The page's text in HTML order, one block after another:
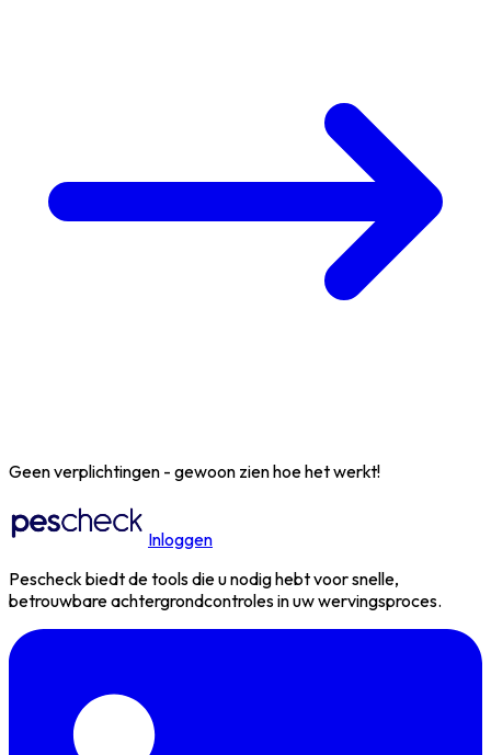
Geen verplichtingen - gewoon zien hoe het werkt!
Inloggen
Pescheck biedt de tools die u nodig hebt voor snelle,
betrouwbare achtergrondcontroles in uw wervingsproces.